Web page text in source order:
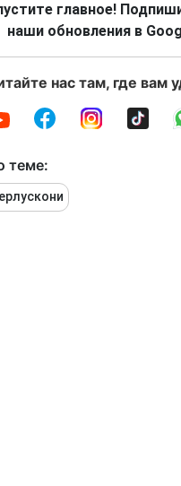
главное!
наши обновления в
нас там, где вам
теме: